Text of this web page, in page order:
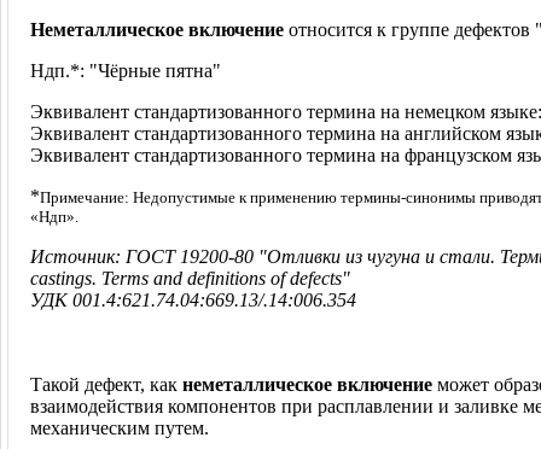
Неметаллическое включение относится к группе
Ндп.*: "Чёрные пятна"
Эквивалент стандартизованного термина на немецком
Эквивалент стандартизованного термина на английском
Эквивалент стандартизованного термина на французском
*Примечание: Недопустимые к применению термины-синонимы
«Ндп».
Источник: ГОСТ 19200-80 "Отливки из чугуна и стали.
castings. Terms and definitions of defects"
УДК 001.4:621.74.04:669.13/.14:006.354
Такой дефект, как неметаллическое включение может
взаимодействия компонентов при расплавлении и заливке
механическим путем.